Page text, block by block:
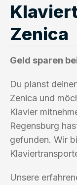
Zenica
Geld sparen
Du planst
Zenica und
Klavier
Regensburg
gefunden. Wir
Unsere